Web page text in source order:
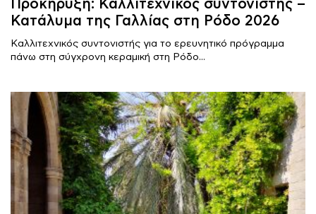
Προκήρυξη: Καλλιτεχνικός συντονιστής –
Κατάλυμα της Γαλλίας στη Ρόδο 2026
Καλλιτεχνικός συντονιστής για το ερευνητικό πρόγραμμα
πάνω στη σύγχρονη κεραμική στη Ρόδο...